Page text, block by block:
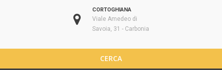
CORTOGHIANA
Viale Amedeo di
Savoia, 31 - Carbonia
CERCA